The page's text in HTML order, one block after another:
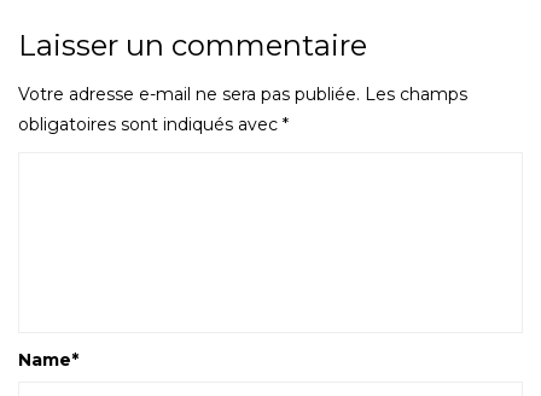
Laisser un commentaire
Votre adresse e-mail ne sera pas publiée. Les champs
obligatoires sont indiqués avec *
Name*